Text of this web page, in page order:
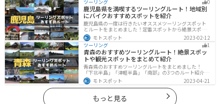
す。バイクで四国にツーリングに行く際は参考にしてく
ださい。
ツーリング
0
鹿児島県を満喫するツーリングルート！地域別
にバイクおすすめスポットを紹介
鹿児島県の一度は行きたいオススメツーリングスポット
とルートをまとめました！定番スポットから絶景スポッ
ト、温泉、山、海、グルメなど様々なジャンルで楽しめ
ます。バイクで鹿児島ツーリングに行こうと思っている
人は、参考にしてください。
モトスポット
2023-02-12
ツーリング
1
青森のおすすめツーリングルート！絶景スポッ
トや観光スポットをまとめて紹介
青森県のおすすめツーリングルートをまとめました！
「下北半島」「津軽半島」「南部」の3つのルート紹介し
ます。自然に恵まれた風光明媚な景色や歴史文化に触れ
られる観光スポットが多くあります。バイクで青森県に
ツーリングに行く際は参考にしてください。
モトスポット 2023-04-21
もっと見る